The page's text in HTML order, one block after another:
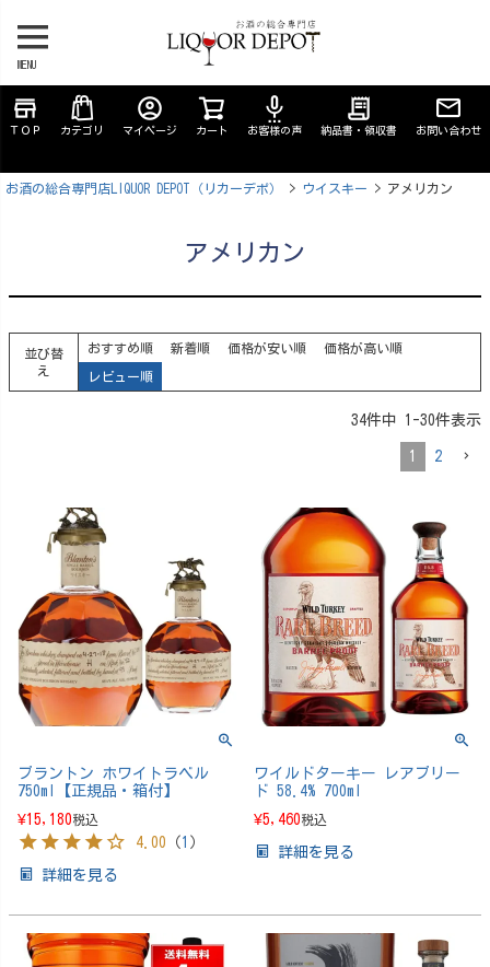
MENU
store
ＴＯＰ カテゴリ
account_circle
マイページ カート
settings_voice
お客様の声
receipt_long
納品書・領収書 お問い合わせ
お酒の総合専門店LIQUOR DEPOT（リカーデポ） ウイスキー アメリカン
アメリカン
並び替
え
おすすめ順 新着順 価格が安い順 価格が高い順
レビュー順
34件中 1 -30件表示
1 2
ブラントン ホワイトラベル
750ml【正規品・箱付】
¥15,180税込
4.00 （ 1 ）
詳細を見る
ワイルドターキー レアブリー
ド 58.4% 700ml
¥5,460税込
詳細を見る